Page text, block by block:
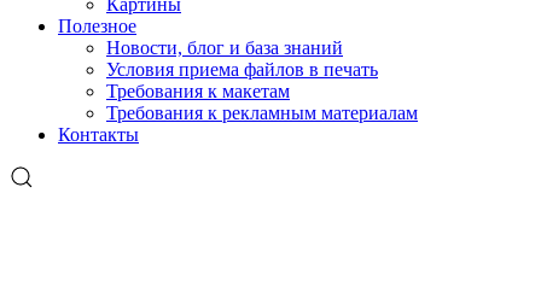
Полезное
Новости, блог и база знаний
Условия приема файлов в печать
Требования к макетам
Требования к рекламным материалам
Контакты